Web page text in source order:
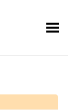
Toggle Menu